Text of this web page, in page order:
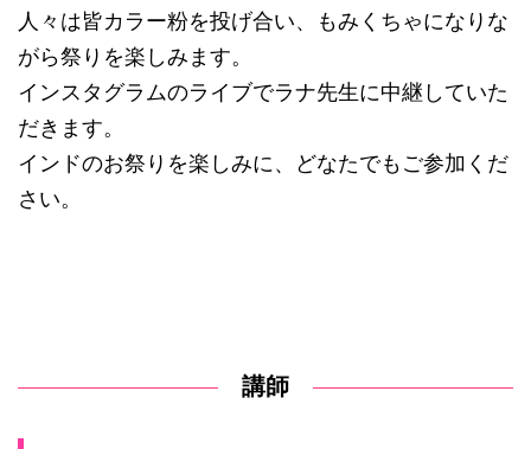
人々は皆カラー粉を投げ合い、もみくちゃになりな
がら祭りを楽しみます。
インスタグラムのライブでラナ先生に中継していた
だきます。
インドのお祭りを楽しみに、どなたでもご参加くだ
さい。
講師